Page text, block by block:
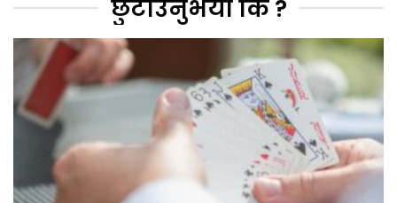
छुटाउनुभयो कि ?